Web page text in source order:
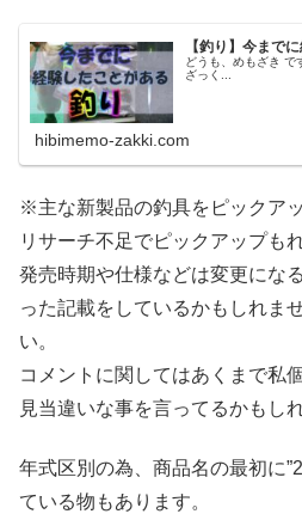
【釣り】今まで
どうも、めもざき で
ざっく...
hibimemo-zakki.com
※主な新製品の釣具をピックア
リサーチ不足でピックアップも
発売時期や仕様などは変更にな
った記載をしているかもしれま
い。
コメントに関してはあくまで私
見当違いな事を言ってるかもし
年式区別の為、商品名の最初に
ている物もあります。